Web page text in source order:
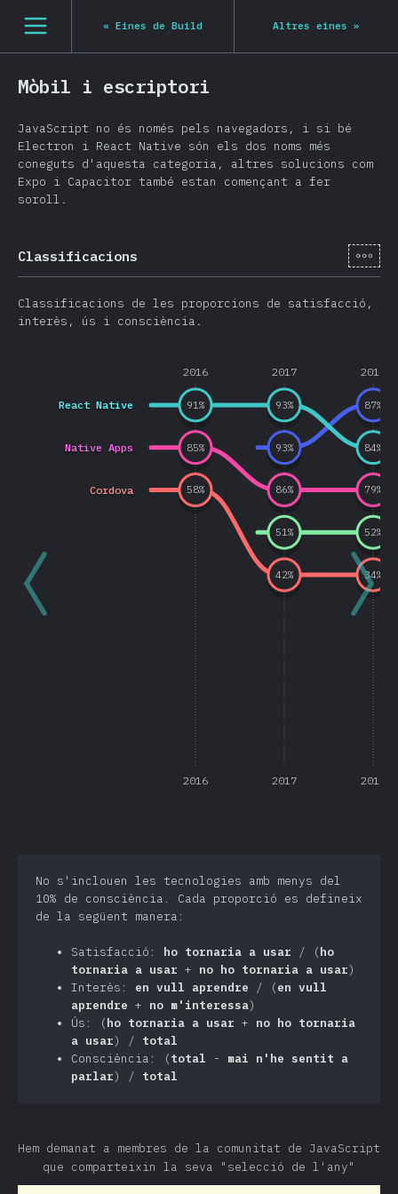
[ca-ES] general.open_nav
« Eines de Build Altres eines »
Mòbil i escriptori
JavaScript no és només pels navegadors, i si bé
Electron i React Native són els dos noms més
coneguts d'aquesta categoria, altres solucions com
Expo i Capacitor també estan començant a fer
soroll.
Classificacions [ca-
Classificacions de les proporcions de satisfacció,
interès, ús i consciència.
2016 2017 2018
2016 2017 2018
React Native
Native Apps
Cordova
93%
87%
91% 93%
84%
85%
86% 79%
58%
42% 34%
51% 52%
No s'inclouen les tecnologies amb menys del
10% de consciència. Cada proporció es defineix
de la següent manera:
Satisfacció: ho tornaria a usar / (ho
tornaria a usar + no ho tornaria a usar)
Interès: en vull aprendre / (en vull
aprendre + no m'interessa)
Ús: (ho tornaria a usar + no ho tornaria
a usar) / total
Consciència: (total - mai n'he sentit a
parlar) / total
Hem demanat a membres de la comunitat de JavaScript
que comparteixin la seva "selecció de l'any"